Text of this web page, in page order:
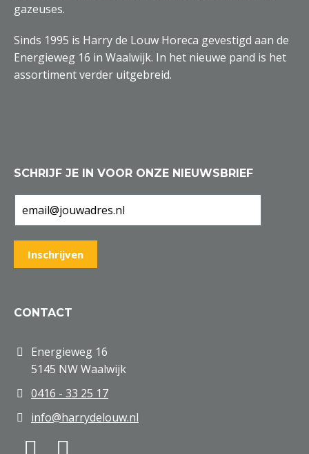
gazeuses.
Sinds 1995 is Harry de Louw Horeca gevestigd aan de
Energieweg 16 in Waalwijk. In het nieuwe pand is het
assortiment verder uitgebreid.
SCHRIJF JE IN VOOR ONZE NIEUWSBRIEF
CONTACT
Energieweg 16
5145 NW Waalwijk
0416 - 33 25 17
info@harrydelouw.nl